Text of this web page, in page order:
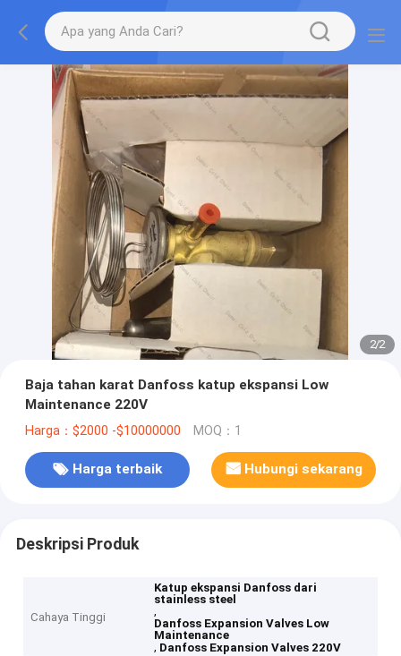
2/2
Baja tahan karat Danfoss katup ekspansi Low
Maintenance 220V
Harga：$2000 -$10000000 MOQ：1
Harga terbaik Hubungi sekarang
Deskripsi Produk
Cahaya Tinggi
Katup ekspansi Danfoss dari
stainless steel
,
Danfoss Expansion Valves Low
Maintenance
, Danfoss Expansion Valves 220V